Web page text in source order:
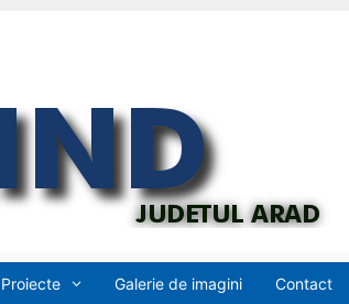
Proiecte Galerie de imagini Contact